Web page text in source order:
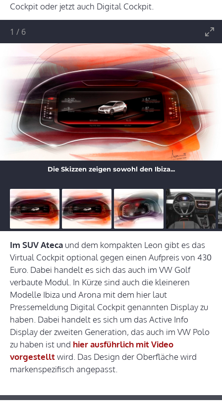
Cockpit oder jetzt auch Digital Cockpit.
Die Skizzen zeigen sowohl den Ibiza...
1 / 6
Im SUV Ateca und dem kompakten Leon gibt es das
Virtual Cockpit optional gegen einen Aufpreis von 430
Euro. Dabei handelt es sich das auch im VW Golf
verbaute Modul. In Kürze sind auch die kleineren
Modelle Ibiza und Arona mit dem hier laut
Pressemeldung Digital Cockpit genannten Display zu
haben. Dabei handelt es sich um das Active Info
Display der zweiten Generation, das auch im VW Polo
zu haben ist und hier ausführlich mit Video
vorgestelltwird. Das Design der Oberfläche wird
markenspezifisch angepasst.